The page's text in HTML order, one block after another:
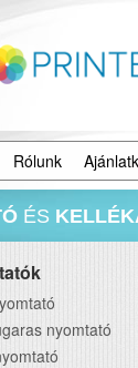
Rólunk
ÉS
nyomtató